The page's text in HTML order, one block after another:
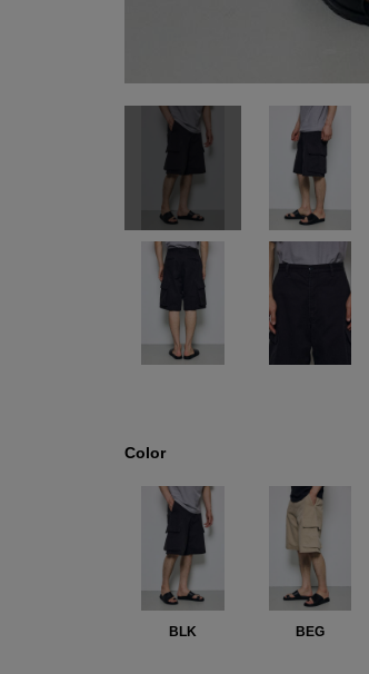
Color
BLK BEG